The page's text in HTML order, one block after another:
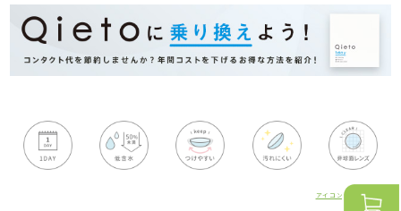
アイコンの詳細はこちら